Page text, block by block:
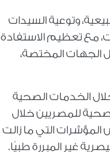
وتوعية السيدات
مع تعظيم الاستفادة
الجهات المختصة،
الخدمات الصحية
للمصريين خلال
التي ما زالت
غير المبررة طبيًا.